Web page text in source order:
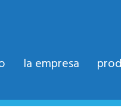
la empresa